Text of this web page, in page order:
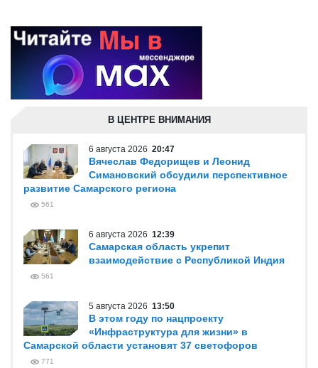
В ЦЕНТРЕ ВНИМАНИЯ
6 августа 2026 20:47
Вячеслав Федорищев и Леонид
Симановский обсудили перспективное
развитие Самарского региона
561
6 августа 2026 12:39
Самарская область укрепит
взаимодействие с Республикой Индия
561
5 августа 2026 13:50
В этом году по нацпроекту
«Инфраструктура для жизни» в
Самарской области установят 37 светофоров
771